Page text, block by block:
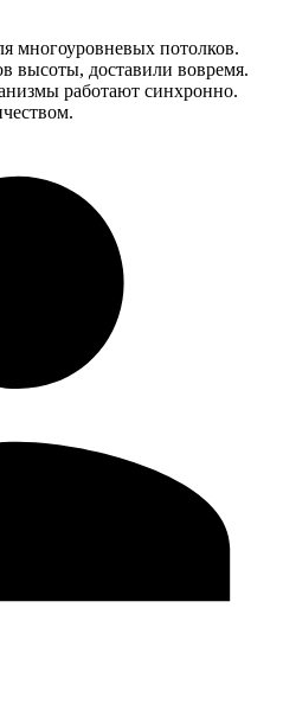
многоуровневых потолков.
высоты, доставили вовремя.
работают синхронно.